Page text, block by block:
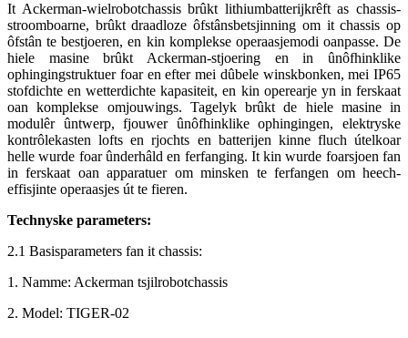
It Ackerman-wielrobotchassis brûkt lithiumbatterijkrêft as chassis-
stroomboarne, brûkt draadloze ôfstânsbetsjinning om it chassis op
ôfstân te bestjoeren, en kin komplekse operaasjemodi oanpasse. De
hiele masine brûkt Ackerman-stjoering en in ûnôfhinklike
ophingingstruktuer foar en efter mei dûbele winskbonken, mei IP65
stofdichte en wetterdichte kapasiteit, en kin operearje yn in ferskaat
oan komplekse omjouwings. Tagelyk brûkt de hiele masine in
modulêr ûntwerp, fjouwer ûnôfhinklike ophingingen, elektryske
kontrôlekasten lofts en rjochts en batterijen kinne fluch útelkoar
helle wurde foar ûnderhâld en ferfanging. It kin wurde foarsjoen fan
in ferskaat oan apparatuer om minsken te ferfangen om heech-
effisjinte operaasjes út te fieren.
Technyske parameters:
2.1 Basisparameters fan it chassis:
1. Namme: Ackerman tsjilrobotchassis
2. Model: TIGER-02